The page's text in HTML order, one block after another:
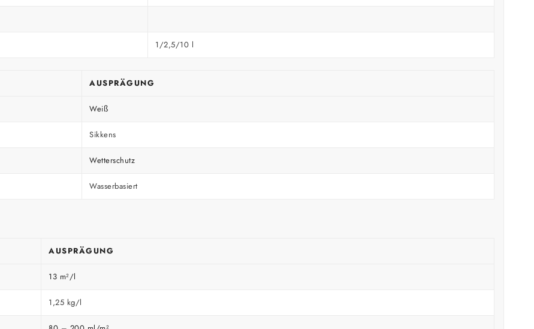
1/2,5/10 l
AUSPRÄGUNG
Weiß
Sikkens
Wetterschutz
Wasserbasiert
AUSPRÄGUNG
13 m²/l
1,25 kg/l